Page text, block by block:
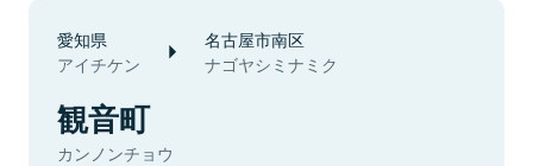
愛知県
アイチケン
名古屋市南区
ナゴヤシミナミク
観音町
カンノンチョウ